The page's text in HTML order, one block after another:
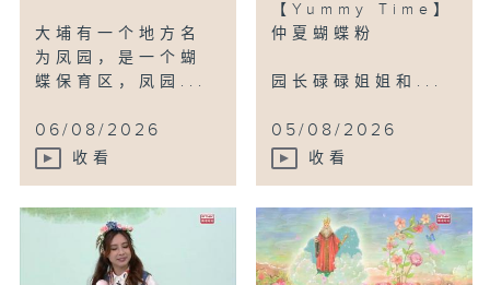
大埔有一个地方名
为凤园，是一个蝴
蝶保育区，凤园...
06/08/2026
收看
【Yummy Time】
仲夏蝴蝶粉
园长碌碌姐姐和...
05/08/2026
收看